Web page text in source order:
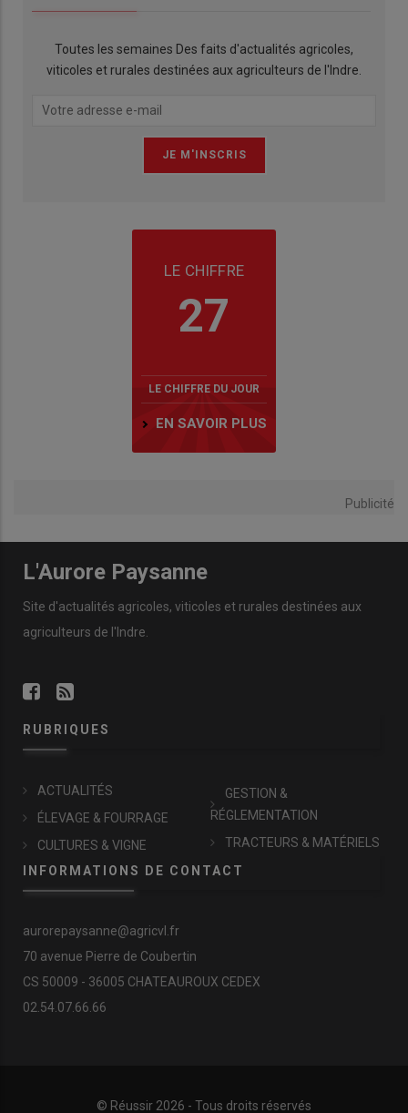
Toutes les semaines Des faits d'actualités agricoles,
viticoles et rurales destinées aux agriculteurs de l'Indre.
LE CHIFFRE
27
LE CHIFFRE DU JOUR
EN SAVOIR PLUS
Publicité
L'Aurore Paysanne
Site d'actualités agricoles, viticoles et rurales destinées aux
agriculteurs de l'Indre.
RUBRIQUES
ACTUALITÉS
ÉLEVAGE & FOURRAGE
CULTURES & VIGNE
GESTION &
RÉGLEMENTATION
TRACTEURS & MATÉRIELS
INFORMATIONS DE CONTACT
aurorepaysanne@agricvl.fr
70 avenue Pierre de Coubertin
CS 50009 - 36005 CHATEAUROUX CEDEX
02.54.07.66.66
© Réussir 2026 - Tous droits réservés